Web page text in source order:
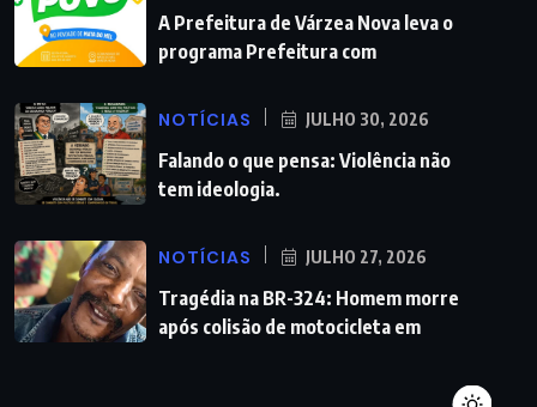
A Prefeitura de Várzea Nova leva o
programa Prefeitura com
NOTÍCIAS JULHO 30, 2026
Falando o que pensa: Violência não
tem ideologia.
NOTÍCIAS JULHO 27, 2026
Tragédia na BR-324: Homem morre
após colisão de motocicleta em